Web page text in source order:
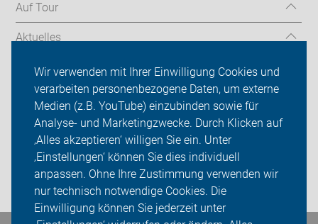
Wir verwenden mit Ihrer Einwilligung Cookies und
verarbeiten personenbezogene Daten, um externe
Medien (z.B. YouTube) einzubinden sowie für
Analyse- und Marketingzwecke. Durch Klicken auf
‚Alles akzeptieren‘ willigen Sie ein. Unter
‚Einstellungen‘ können Sie dies individuell
anpassen. Ohne Ihre Zustimmung verwenden wir
nur technisch notwendige Cookies. Die
Einwilligung können Sie jederzeit unter
Auf Tour
Aktuelles
Über uns
Mitgliedschaft
Fachwissen
Presse
Login